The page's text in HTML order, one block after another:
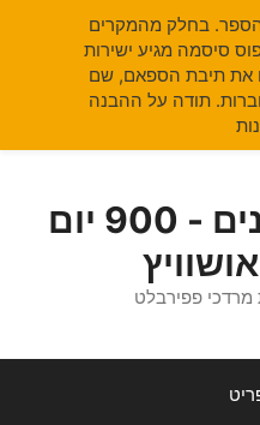
מבריח הקרפיונים - 900 יום
פפירבלט
בחלק מהמקרים
סיסמה מגיע ישירות
את תיבת הספאם, שם
תודה על ההבנה